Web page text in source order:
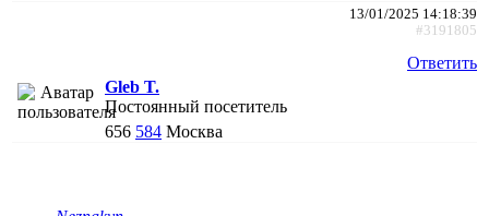
13/01/2025 14:18:39
#3191805
Ответить
Gleb T.
Постоянный посетитель
656 584 Москва